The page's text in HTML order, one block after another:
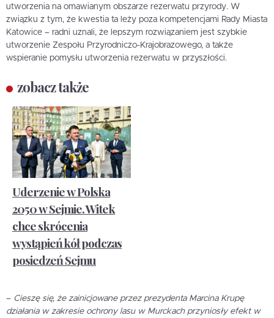
utworzenia na omawianym obszarze rezerwatu przyrody. W
związku z tym, że kwestia ta leży poza kompetencjami Rady Miasta
Katowice – radni uznali, że lepszym rozwiązaniem jest szybkie
utworzenie Zespołu Przyrodniczo-Krajobrazowego, a także
wspieranie pomysłu utworzenia rezerwatu w przyszłości.
zobacz także
Uderzenie w Polska
2050 w Sejmie. Witek
chce skrócenia
wystąpień kół podczas
posiedzeń Sejmu
– Cieszę się, że zainicjowane przez prezydenta Marcina Krupę
działania w zakresie ochrony lasu w Murckach przyniosły efekt w